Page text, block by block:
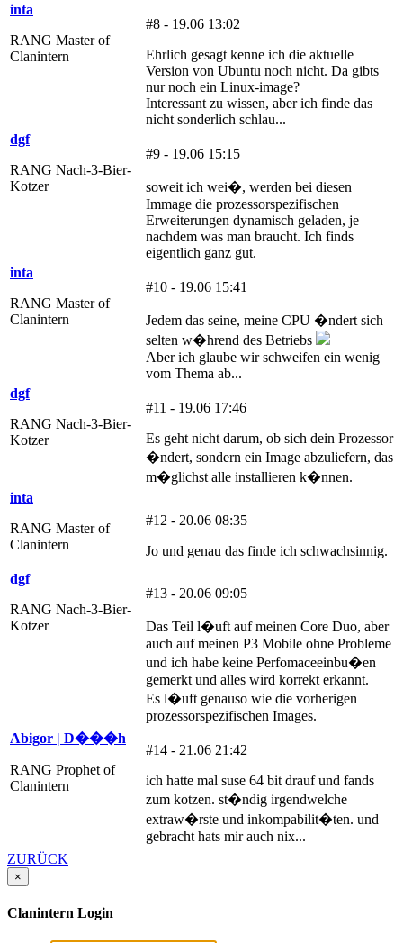
inta
RANG Master of
Clanintern
#8 - 19.06 13:02
Ehrlich gesagt kenne ich die aktuelle
Version von Ubuntu noch nicht. Da gibts
nur noch ein Linux-image?
Interessant zu wissen, aber ich finde das
nicht sonderlich schlau...
dgf
RANG Nach-3-Bier-
Kotzer
#9 - 19.06 15:15
soweit ich wei�, werden bei diesen
Immage die prozessorspezifischen
Erweiterungen dynamisch geladen, je
nachdem was man braucht. Ich finds
eigentlich ganz gut.
inta
RANG Master of
Clanintern
#10 - 19.06 15:41
Jedem das seine, meine CPU �ndert sich
selten w�hrend des Betriebs
Aber ich glaube wir schweifen ein wenig
vom Thema ab...
dgf
RANG Nach-3-Bier-
Kotzer
#11 - 19.06 17:46
Es geht nicht darum, ob sich dein Prozessor
�ndert, sondern ein Image abzuliefern, das
m�glichst alle installieren k�nnen.
inta
RANG Master of
Clanintern
#12 - 20.06 08:35
Jo und genau das finde ich schwachsinnig.
dgf
RANG Nach-3-Bier-
Kotzer
#13 - 20.06 09:05
Das Teil l�uft auf meinen Core Duo, aber
auch auf meinen P3 Mobile ohne Probleme
und ich habe keine Perfomaceeinbu�en
gemerkt und alles wird korrekt erkannt.
Es l�uft genauso wie die vorherigen
prozessorspezifischen Images.
Abigor | D���h
RANG Prophet of
Clanintern
#14 - 21.06 21:42
ich hatte mal suse 64 bit drauf und fands
zum kotzen. st�ndig irgendwelche
extraw�rste und inkompabilit�ten. und
gebracht hats mir auch nix...
ZURÜCK
×
Clanintern Login